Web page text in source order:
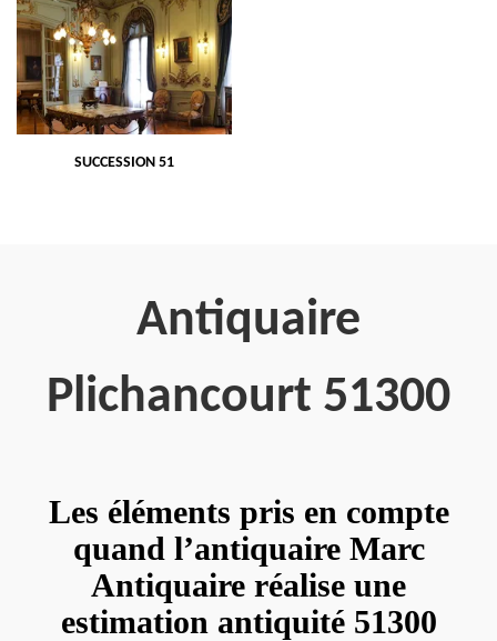
SUCCESSION 51
Antiquaire
Plichancourt 51300
Les éléments pris en compte
quand l’antiquaire Marc
Antiquaire réalise une
estimation antiquité 51300